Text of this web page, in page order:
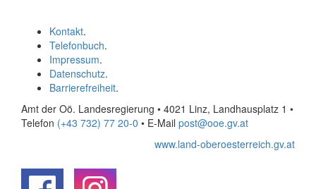
Kontakt.
Telefonbuch.
Impressum.
Datenschutz.
Barrierefreiheit.
Amt der Oö. Landesregierung • 4021 Linz, Landhausplatz 1 •
Telefon (+43 732) 77 20-0 • E-Mail post@ooe.gv.at
www.land-oberoesterreich.gv.at